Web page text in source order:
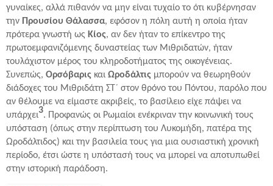
γυναίκες, αλλά πιθανόν να μην είναι τυχαίο το ότι κυβέρνησαν
την Προυσίου Θάλασσα, εφόσον η πόλη αυτή η οποία ήταν
πρότερα γνωστή ως Κίος, αν δεν ήταν το επίκεντρο της
πρωτοεμφανιζόμενης δυναστείας των Μιθριδατών, ήταν
τουλάχιστον μέρος του κληροδοτήματος της οικογένειας.
Συνεπώς, Ορσόβαρις και Ωροδάλτις μπορούν να θεωρηθούν
διάδοχες του Μιθριδάτη ΣΤ´ στον θρόνο του Πόντου, παρόλο που
αν θέλουμε να είμαστε ακριβείς, το βασίλειο είχε πάψει να
υπάρχει3. Προφανώς οι Ρωμαίοι ενέκριναν την κοινωνική τους
υπόσταση (όπως στην περίπτωση του Λυκομήδη, πατέρα της
Ωροδάλτιδος) και την βασιλεία τους για μια ουσιαστική χρονική
περίοδο, έτσι ώστε η υπόστασή τους να μπορεί να αποτυπωθεί
στην ιστορική παράδοση.